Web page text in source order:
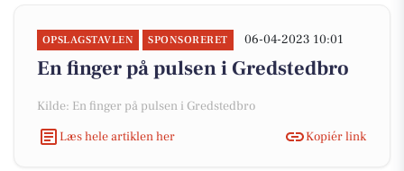
OPSLAGSTAVLEN SPONSORERET 06-04-2023 10:01
En finger på pulsen i Gredstedbro
Kilde: En finger på pulsen i Gredstedbro
Læs hele artiklen her
Kopiér link